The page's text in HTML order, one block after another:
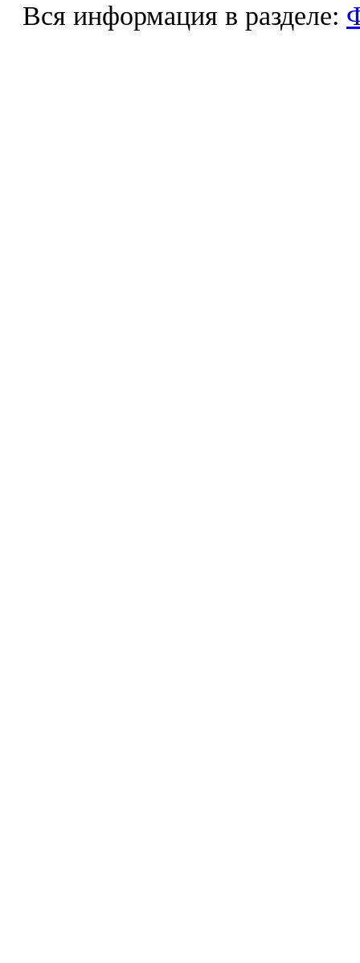
Вся информация в разделе: